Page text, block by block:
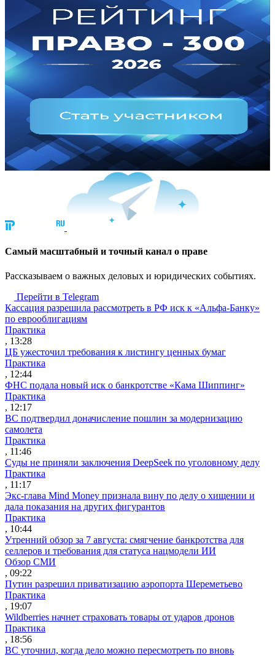
Cамый масштабный и точный канал о праве
Рассказываем о важных деловых и юридических событиях.
Перейти в Telegram
Кассация разрешила рассмотреть в РФ иск к «Альфа-Банку»
по еврооблигациям
Практика
, 13:28
ЦБ ужесточил требования к листингу ценных бумаг
Практика
, 12:44
ФНС подала новый иск о банкротстве «Кама Шиппинг»
Практика
, 12:17
ВС подтвердил доначисление пошлин за модернизацию
самолета
Практика
, 11:46
Суды не приняли заключения DeepSeek по уголовному делу
Практика
, 11:17
Экс-глава Mind Money признала вину по делу о хищении и
дала показания на других фигурантов
Практика
, 10:44
Утренний обзор за 7 августа: смягчение банкротства для
селлеров и требования для статуса нацмодели ИИ
Обзор СМИ
, 09:22
Путин разрешил приватизацию аэропорта Шереметьево
Практика
, 19:07
Wildberries начнет страховать товары от ударов дронов
Практика
, 18:56
ВС уточнил, когда дело можно пересмотреть по вновь